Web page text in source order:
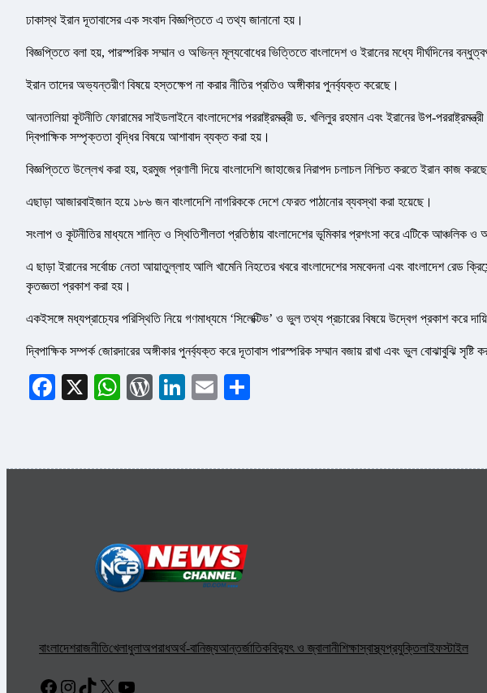
ঢাকাস্থ ইরান দূতাবাসের এক সংবাদ বিজ্ঞপ্তিতে এ তথ্য জানানো হয়।
বিজ্ঞপ্তিতে বলা হয়, পারস্পরিক সম্মান ও অভিন্ন মূল্যবোধের ভিত্তিতে বাংলাদেশ ও ইরানের মধ্যে দীর্ঘদিনের
ইরান তাদের অভ্যন্তরীণ বিষয়ে হস্তক্ষেপ না করার নীতির প্রতিও অঙ্গীকার পুনর্ব্যক্ত করেছে।
আনতালিয়া কূটনীতি ফোরামের সাইডলাইনে বাংলাদেশের পররাষ্ট্রমন্ত্রী ড. খলিলুর রহমান এবং ইরানের উপ-
দ্বিপাক্ষিক সম্পৃক্ততা বৃদ্ধির বিষয়ে আশাবাদ ব্যক্ত করা হয়।
বিজ্ঞপ্তিতে উল্লেখ করা হয়, হরমুজ প্রণালী দিয়ে বাংলাদেশি জাহাজের নিরাপদ চলাচল নিশ্চিত করতে ইরান কাজ
এছাড়া আজারবাইজান হয়ে ১৮৬ জন বাংলাদেশি নাগরিককে দেশে ফেরত পাঠানোর ব্যবস্থা করা হয়েছে।
সংলাপ ও কূটনীতির মাধ্যমে শান্তি ও স্থিতিশীলতা প্রতিষ্ঠায় বাংলাদেশের ভূমিকার প্রশংসা করে এটিকে
এ ছাড়া ইরানের সর্বোচ্চ নেতা আয়াতুল্লাহ আলি খামেনি নিহতের খবরে বাংলাদেশের সমবেদনা এবং বাংলাদেশ রেড
কৃতজ্ঞতা প্রকাশ করা হয়।
একইসঙ্গে মধ্যপ্রাচ্যের পরিস্থিতি নিয়ে গণমাধ্যমে ‘সিলেক্টিভ’ ও ভুল তথ্য প্রচারের বিষয়ে উদ্বেগ প্রকাশ করে
দ্বিপাক্ষিক সম্পর্ক জোরদারের অঙ্গীকার পুনর্ব্যক্ত করে দূতাবাস পারস্পরিক সম্মান বজায় রাখা এবং ভুল বোঝাবুঝি
Facebook
X WhatsApp
WordPress
LinkedIn
Email
বাংলাদেশরাজনীতিখেলাধুলাঅপরাধঅর্থ-বানিজ্যআন্তর্জাতিকবিদ্যুৎ ও জ্বালানীশিক্ষাস্বাস্থ্যপ্রযুক্তিলাইফস্টাইল
Facebook
Instagram
TikTok
X YouTube